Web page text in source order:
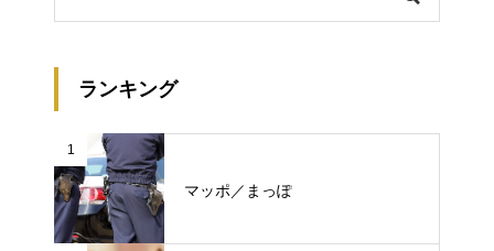
ランキング
1
マッポ／まっぽ